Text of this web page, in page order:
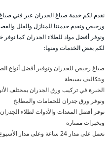
نقدم لكم خدمة صباغ الجدران عبر فني
ورخيص ونقدم خدمتنا للمنازل والفلل
ونوفر أفضل مواد للطلاء الجدران كما نوفر
لكم بعض الخدمات ومنها:
صباغ رخيص للجدران وتوفير أفضل أنواع
وبتكاليف بسيطة
الخبرة في تركيب ورق الجدران بمختلف
ونوفر ورق جدران للحمامات والمطابخ
نوفر أفضل المعدات والأدوات لطلاء
وبخبرات ممتازة
نعمل على مدار 24 ساعة وعلى مدار الأسبوع ونعمل في أيام الحظر أيضاً